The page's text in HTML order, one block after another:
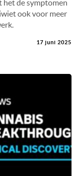
het de symptomen
ook voor meer
17 juni 2025